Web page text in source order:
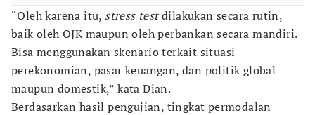
“Oleh karena itu, stress testdilakukan secara rutin,
baik oleh OJK maupun oleh perbankan secara mandiri.
Bisa menggunakan skenario terkait situasi
perekonomian, pasar keuangan, dan politik global
maupun domestik,” kata Dian.
Berdasarkan hasil pengujian, tingkat permodalan